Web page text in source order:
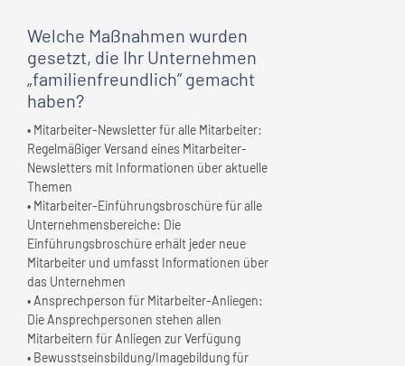
Welche Maßnahmen wurden
gesetzt, die Ihr Unternehmen
„familienfreundlich” gemacht
haben?
• Mitarbeiter-Newsletter für alle Mitarbeiter:
Regelmäßiger Versand eines Mitarbeiter-
Newsletters mit Informationen über aktuelle
Themen
• Mitarbeiter-Einführungsbroschüre für alle
Unternehmensbereiche: Die
Einführungsbroschüre erhält jeder neue
Mitarbeiter und umfasst Informationen über
das Unternehmen
• Ansprechperson für Mitarbeiter-Anliegen:
Die Ansprechpersonen stehen allen
Mitarbeitern für Anliegen zur Verfügung
• Bewusstseinsbildung/Imagebildung für